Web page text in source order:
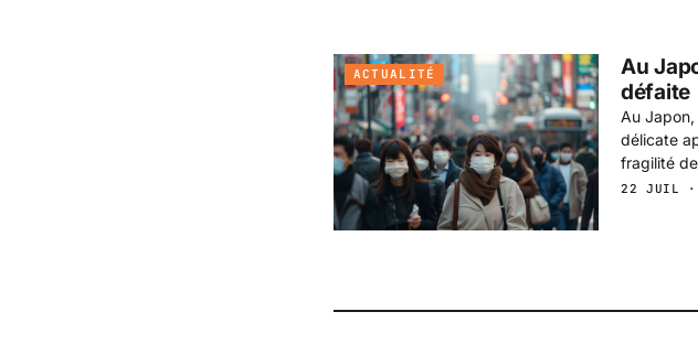
ACTUALITÉ
Au
défaite
Au
délicate
fragilité
22 JUIL ·